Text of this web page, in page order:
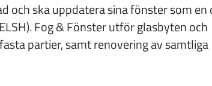
och ska uppdatera sina fönster som en
Fog & Fönster utför glasbyten och
partier, samt renovering av samtliga